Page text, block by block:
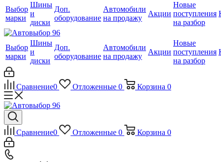
Выбор
марки
Шины
и
диски
Доп.
оборудование
Автомобили
на продажу
Акции
Новые
поступления
на разбор
Выбор
марки
Шины
и
диски
Доп.
оборудование
Автомобили
на продажу
Акции
Новые
поступления
на разбор
Сравнение0 Отложенные 0 Корзина 0
Сравнение0 Отложенные 0 Корзина 0